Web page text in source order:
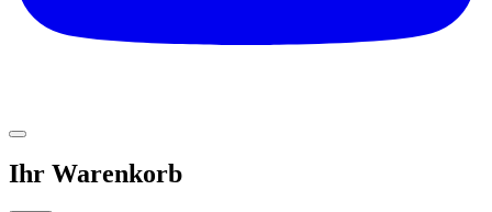
Ihr Warenkorb